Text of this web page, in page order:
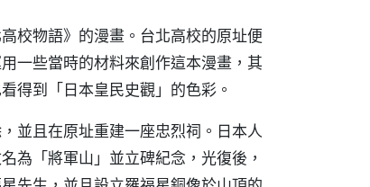
校物語》的漫畫。台北高校的原址便
一些當時的材料來創作這本漫畫，其
得到「日本皇民史觀」的色彩。
並且在原址重建一座忠烈祠。日本人
為「將軍山」並立碑紀念，光復後，